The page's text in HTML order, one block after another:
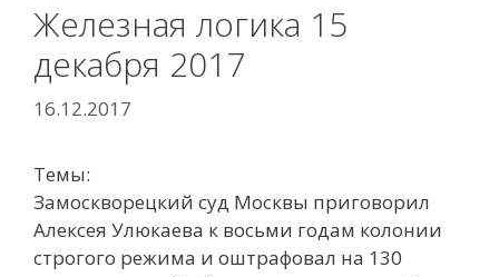
Железная логика 15
декабря 2017
16.12.2017
Темы:
Замоскворецкий суд Москвы приговорил
Алексея Улюкаева к восьми годам колонии
строгого режима и оштрафовал на 130